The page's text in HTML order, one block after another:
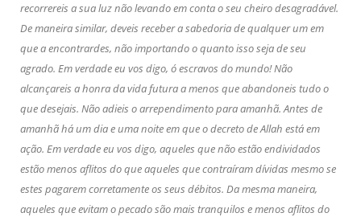
recorrereis a sua luz não levando em conta o seu cheiro desagradável.
De maneira similar, deveis receber a sabedoria de qualquer um em
que a encontrardes, não importando o quanto isso seja de seu
agrado. Em verdade eu vos digo, ó escravos do mundo! Não
alcançareis a honra da vida futura a menos que abandoneis tudo o
que desejais. Não adieis o arrependimento para amanhã. Antes de
amanhã há um dia e uma noite em que o decreto de Allah está em
ação. Em verdade eu vos digo, aqueles que não estão endividados
estão menos aflitos do que aqueles que contraíram dívidas mesmo se
estes pagarem corretamente os seus débitos. Da mesma maneira,
aqueles que evitam o pecado são mais tranquilos e menos aflitos do